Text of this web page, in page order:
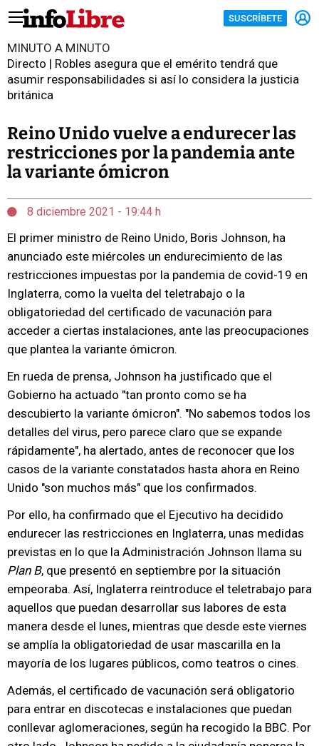
SUSCRÍBETE
MINUTO A MINUTO
Directo | Robles asegura que el emérito tendrá que
asumir responsabilidades si así lo considera la justicia
británica
Reino Unido vuelve a endurecer las
restricciones por la pandemia ante
la variante ómicron
8 diciembre 2021 - 19:44 h
El primer ministro de Reino Unido, Boris Johnson, ha
anunciado este miércoles un endurecimiento de las
restricciones impuestas por la pandemia de covid-19 en
Inglaterra, como la vuelta del teletrabajo o la
obligatoriedad del certificado de vacunación para
acceder a ciertas instalaciones, ante las preocupaciones
que plantea la variante ómicron.
En rueda de prensa, Johnson ha justificado que el
Gobierno ha actuado "tan pronto como se ha
descubierto la variante ómicron". "No sabemos todos los
detalles del virus, pero parece claro que se expande
rápidamente", ha alertado, antes de reconocer que los
casos de la variante constatados hasta ahora en Reino
Unido "son muchos más" que los confirmados.
Por ello, ha confirmado que el Ejecutivo ha decidido
endurecer las restricciones en Inglaterra, unas medidas
previstas en lo que la Administración Johnson llama su
Plan B, que presentó en septiembre por la situación
empeoraba. Así, Inglaterra reintroduce el teletrabajo para
aquellos que puedan desarrollar sus labores de esta
manera desde el lunes, mientras que desde este viernes
se amplía la obligatoriedad de usar mascarilla en la
mayoría de los lugares públicos, como teatros o cines.
Además, el certificado de vacunación será obligatorio
para entrar en discotecas e instalaciones que puedan
conllevar aglomeraciones, según ha recogido la BBC. Por